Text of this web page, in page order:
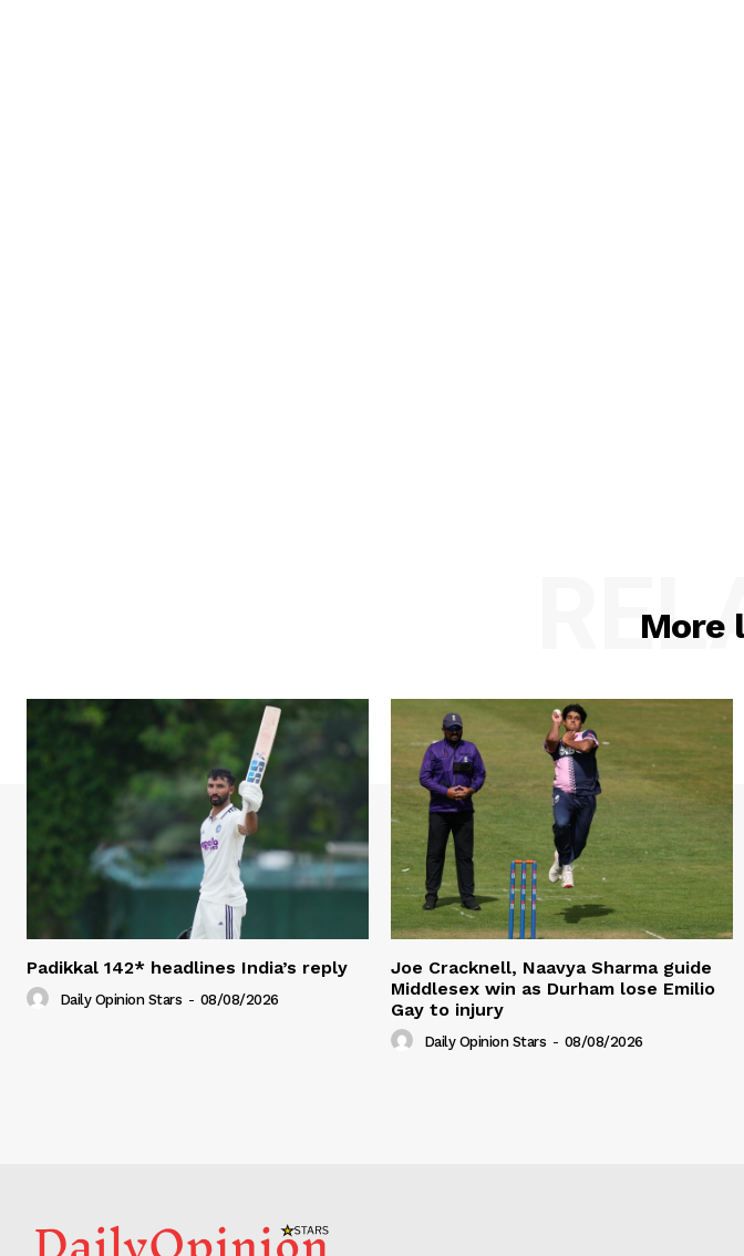
More
Padikkal 142* headlines India’s reply
Daily Opinion Stars - 08/08/2026
Joe Cracknell, Naavya Sharma guide
Middlesex win as Durham lose Emilio
Gay to injury
Daily Opinion Stars - 08/08/2026